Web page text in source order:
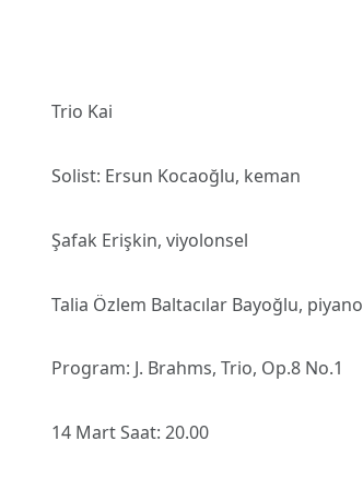
Trio Kai
Solist: Ersun Kocaoğlu, keman
Şafak Erişkin, viyolonsel
Talia Özlem Baltacılar Bayoğlu, piyano
Program: J. Brahms, Trio, Op.8 No.1
14 Mart Saat: 20.00